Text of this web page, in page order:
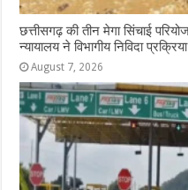
छत्तीसगढ़ की तीन मेगा सिंचाई
न्यायालय ने विभागीय निविदा
August 7, 2026